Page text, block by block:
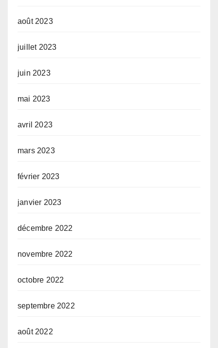
août 2023
juillet 2023
juin 2023
mai 2023
avril 2023
mars 2023
février 2023
janvier 2023
décembre 2022
novembre 2022
octobre 2022
septembre 2022
août 2022